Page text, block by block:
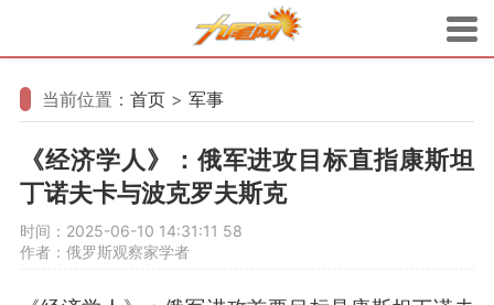
当前位置： 首页 > 军事
《经济学人》：俄军进攻目标直指康斯坦
丁诺夫卡与波克罗夫斯克
时间：2025-06-10 14:31:11 58
作者：俄罗斯观察家学者